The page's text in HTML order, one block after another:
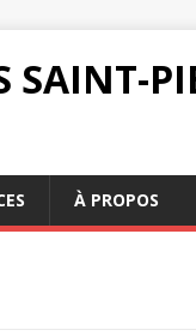
SAINT-
À PROPOS